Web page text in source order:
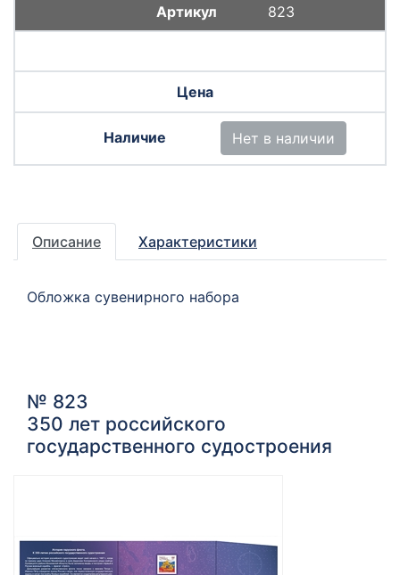
823
Нет в наличии
Описание Характеристики
Обложка сувенирного набора
№ 823
350 лет российского
государственного судостроения